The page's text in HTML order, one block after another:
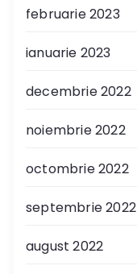
februarie 2023
ianuarie 2023
decembrie 2022
noiembrie 2022
octombrie 2022
septembrie 2022
august 2022